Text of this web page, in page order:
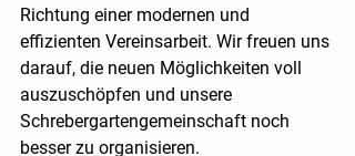
Richtung einer modernen und
effizienten Vereinsarbeit. Wir freuen uns
darauf, die neuen Möglichkeiten voll
auszuschöpfen und unsere
Schrebergartengemeinschaft noch
besser zu organisieren.